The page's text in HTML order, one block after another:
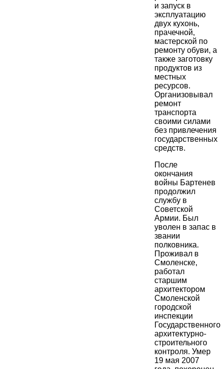
и запуск в
эксплуатацию
двух кухонь,
прачечной,
мастерской по
ремонту обуви, а
также заготовку
продуктов из
местных
ресурсов.
Организовывал
ремонт
транспорта
своими силами
без привлечения
государственных
средств.
После
окончания
войны Бартенев
продолжил
службу в
Советской
Армии. Был
уволен в запас в
звании
полковника.
Проживал в
Смоленске,
работал
старшим
архитектором
Смоленской
городской
инспекции
Государственного
архитектурно-
строительного
контроля. Умер
19 мая 2007